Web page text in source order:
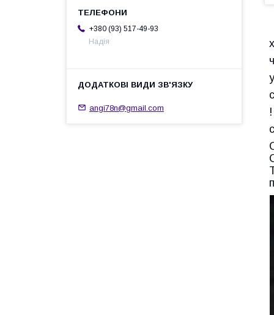
+380 (93) 517-49-93
Надія
angi78n@gmail.com